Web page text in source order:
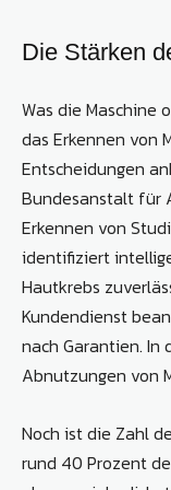
Die Stärken
Was die Maschine
das Erkennen von
Entscheidungen
Bundesanstalt für
Erkennen von
identifiziert
Hautkrebs
Kundendienst
nach Garantien. In
Abnutzungen von
Noch ist die Zahl
rund 40 Prozent